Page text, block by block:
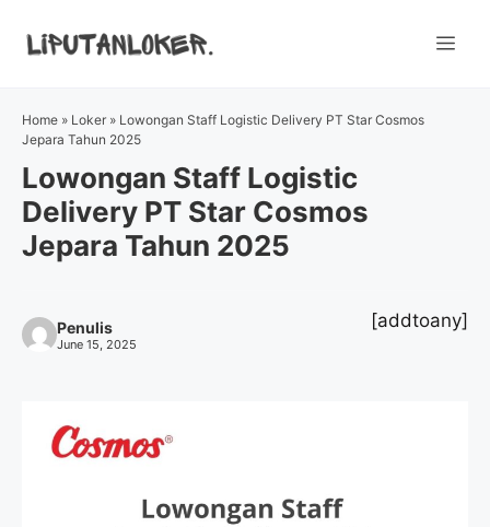
Home » Loker » Lowongan Staff Logistic Delivery PT Star Cosmos
Jepara Tahun 2025
Lowongan Staff Logistic
Delivery PT Star Cosmos
Jepara Tahun 2025
Penulis
June 15, 2025
[addtoany]